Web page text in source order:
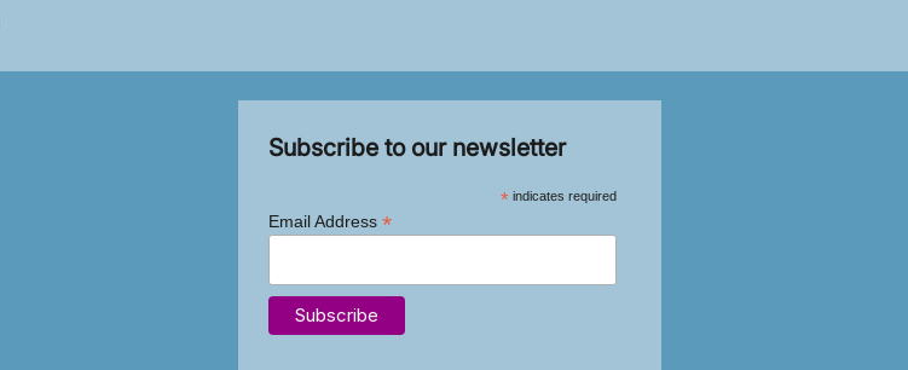
Subscribe to our newsletter
*indicates required
Email Address *